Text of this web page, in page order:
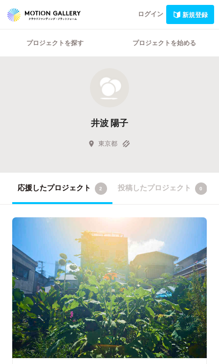
ログイン 新規登録
プロジェクトを探す プロジェクトを始める
井波 陽子
東京都
応援したプロジェクト 2 投稿したプロジェクト 0